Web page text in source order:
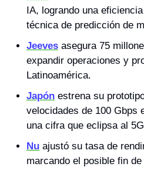
IA, logrando una
técnica de predicción de
Jeeves asegura 75
expandir operaciones y
Latinoamérica.
Japón estrena su
velocidades de 100 Gbps
una cifra que eclipsa al
Nu ajustó su tasa de
marcando el posible fin